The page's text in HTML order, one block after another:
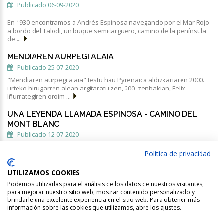
Publicado 06-09-2020
En 1930 encontramos a Andrés Espinosa navegando por el Mar Rojo
a bordo del Talodi, un buque semicarguero, camino de la península
de ...
MENDIAREN AURPEGI ALAIA
Publicado 25-07-2020
"Mendiaren aurpegi alaia" testu hau Pyrenaica aldizkariaren 2000.
urteko hirugarren alean argitaratu zen, 200. zenbakian, Felix
Iñurrategiren oroim ...
UNA LEYENDA LLAMADA ESPINOSA - CAMINO DEL
MONT BLANC
Publicado 12-07-2020
tangible como ignorada por la historia y el recuerdo. Salvo
estudiosos del tema, se d ...
Política de privacidad
UTILIZAMOS COOKIES
Podemos utilizarlas para el análisis de los datos de nuestros visitantes,
para mejorar nuestro sitio web, mostrar contenido personalizado y
brindarle una excelente experiencia en el sitio web. Para obtener más
información sobre las cookies que utilizamos, abre los ajustes.